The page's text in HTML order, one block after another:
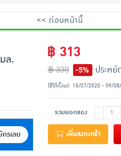
<< ก่อนหน้านี้
ล.
รเลย
฿ 313
฿ 330 -5% ประห
ใช้ได้ตั้งแต่ 15/07/2020 - 09/
รวมยอดของ -
เพิ่มลงตะกร้า